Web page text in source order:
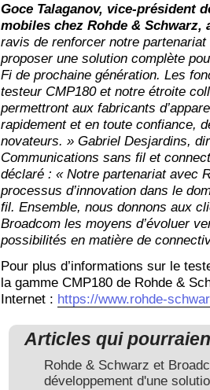
Goce Talaganov, vice-président
mobiles chez Rohde & Schwarz,
ravis de renforcer notre
proposer une solution complète
Fi de prochaine génération. Les
testeur CMP180 et notre étroite
permettront aux fabricants
rapidement et en toute confiance,
novateurs. » Gabriel Desjardins,
Communications sans fil et
déclaré : « Notre partenariat avec
processus d’innovation dans le
fil. Ensemble, nous donnons aux
Broadcom les moyens d’évoluer
possibilités en matière de
Pour plus d’informations sur le
la gamme CMP180 de Rohde &
Internet : https://www.rohde-
Articles qui
Rohde & Schwarz et
développement d'une